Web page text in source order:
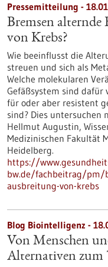
Pressemitteilung -
Bremsen alternde
von Krebs?
Wie beeinflusst die
streuen und sich als
Welche molekularen
Gefäßsystem sind dafür
für oder aber resistent
sind? Dies untersuchen
Hellmut Augustin,
Medizinischen Fakultät
Heidelberg.
https://
bw.de/fachbeitrag/pm/
ausbreitung-von-krebs
Blog Biointelligenz -
Von Menschen
Alternativen zum